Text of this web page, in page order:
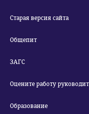
Старая версия сайта
Общепит
ЗАГС
Оцените работу
Образование